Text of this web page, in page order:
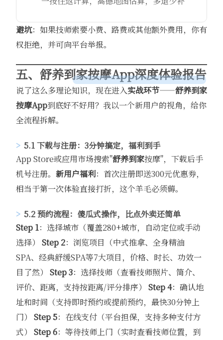
避坑：如果技师索要小费、路费或其他额外费用，你有
权拒绝，并可向平台举报。
五、 舒养到家按摩App深度体验报告
说了这么多理论知识，现在进入实战环节——舒养到家
按摩App到底好不好用？我以一个新用户的视角，给你
全流程拆解。
5.1 下载与注册：3分钟搞定，福利到手
App Store或应用市场搜索"舒养到家按摩"，下载后手
机号注册。 新用户福利：首次注册即送300元优惠券，
相当于第一次体验直接打折，这个羊毛必须薅。
5.2 预约流程：傻瓜式操作，比点外卖还简单
Step 1：选择城市（覆盖280+城市，自动定位或手动
选择） Step 2：浏览项目（中式推拿、全身精油
SPA、经典舒缓SPA等7大项目，价格、时长、功效一
目了然） Step 3：选择技师（查看技师照片、简介、
评价、距离，支持按距离/评分排序） Step 4：确认地
址和时间（支持即时预约或提前预约，最快30分钟上
门） Step 5：在线支付（平台担保，支持多种支付方
式） Step 6：等待技师上门（实时查看技师位置，到